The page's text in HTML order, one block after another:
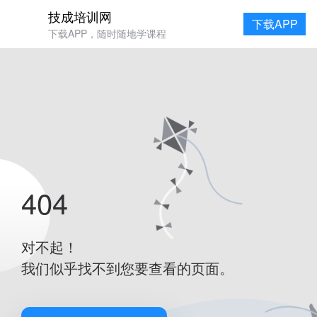
技成培训网
下载APP，随时随地学课程
下载APP
404
对不起！
我们似乎找不到您要查看的页面。